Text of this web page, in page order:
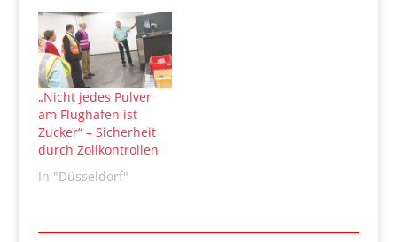
„Nicht jedes Pulver
am Flughafen ist
Zucker“ – Sicherheit
durch Zollkontrollen
In "Düsseldorf"